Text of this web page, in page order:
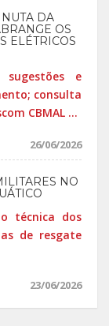
DA
OS
ELÉTRICOS
e
consulta
CBMAL ...
26/06/2026
NO
técnica dos
de resgate
23/06/2026